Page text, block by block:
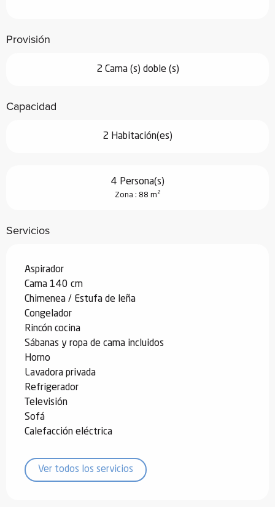
Provisión
2 Cama (s) doble (s)
Capacidad
2 Habitación(es)
4 Persona(s)
Zona : 88 m 2
Servicios
Aspirador
Cama 140 cm
Chimenea / Estufa de leña
Congelador
Rincón cocina
Sábanas y ropa de cama incluidos
Horno
Lavadora privada
Refrigerador
Televisión
Sofá
Calefacción eléctrica
Ver todos los servicios